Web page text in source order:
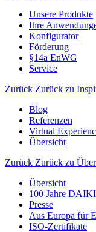
Unsere Produkte
Ihre
Konfigurator
Förderung
§14a EnWG
Service
Zurück Zurück zu
Blog
Referenzen
Virtual
Übersicht
Zurück Zurück zu
Übersicht
100 Jahre
Presse
Aus Europa für
ISO-Zertifikate